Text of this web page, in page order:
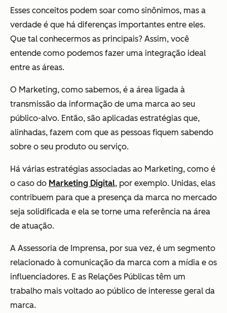
Esses conceitos podem soar como sinônimos, mas a
verdade é que há diferenças importantes entre eles.
Que tal conhecermos as principais? Assim, você
entende como podemos fazer uma integração ideal
entre as áreas.
O Marketing, como sabemos, é a área ligada à
transmissão da informação de uma marca ao seu
público-alvo. Então, são aplicadas estratégias que,
alinhadas, fazem com que as pessoas fiquem sabendo
sobre o seu produto ou serviço.
Há várias estratégias associadas ao Marketing, como é
o caso do Marketing Digital, por exemplo. Unidas, elas
contribuem para que a presença da marca no mercado
seja solidificada e ela se torne uma referência na área
de atuação.
A Assessoria de Imprensa, por sua vez, é um segmento
relacionado à comunicação da marca com a mídia e os
influenciadores. E as Relações Públicas têm um
trabalho mais voltado ao público de interesse geral da
marca.